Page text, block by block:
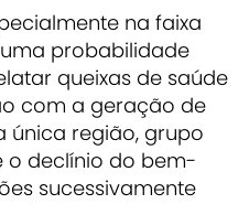
na faixa
uma probabilidade
queixas de saúde
com a geração de
única região, grupo
o declínio do bem-
sucessivamente